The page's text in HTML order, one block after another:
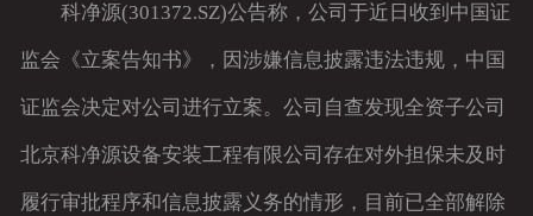
科净源(301372.SZ)公告称，公司于近日收到中国证
监会《立案告知书》，因涉嫌信息披露违法违规，中国
证监会决定对公司进行立案。公司自查发现全资子公司
北京科净源设备安装工程有限公司存在对外担保未及时
履行审批程序和信息披露义务的情形，目前已全部解除